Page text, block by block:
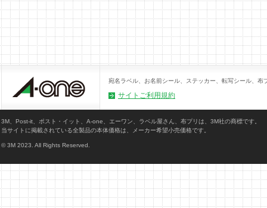
宛名ラベル、お名前シール、ステッカー、転写シール、
サイトご利用規約
3M、Post-it、ポスト・イット、A-one、エーワン、ラベル屋さん、布プリは、3M社の商標です。
当サイトに掲載されている全製品の本体価格は、メーカー希望小売価格です。
© 3M 2023. All Rights Reserved.